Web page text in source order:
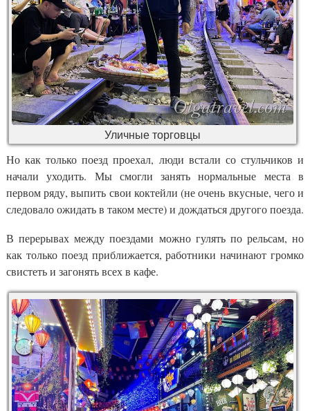
Уличные торговцы
Но как только поезд проехал, люди встали со стульчиков и
начали уходить. Мы смогли занять нормальные места в
первом ряду, выпить свои коктейли (не очень вкусные, чего и
следовало ожидать в таком месте) и дождаться другого поезда.
В перерывах между поездами можно гулять по рельсам, но
как только поезд приближается, работники начинают громко
свистеть и загонять всех в кафе.